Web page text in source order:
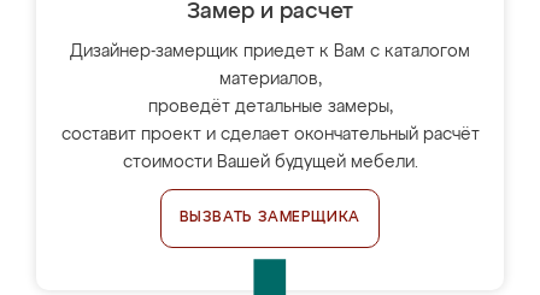
Замер и расчет
Дизайнер-замерщик приедет к Вам с каталогом
материалов,
проведёт детальные замеры,
составит проект и сделает окончательный расчёт
стоимости Вашей будущей мебели.
ВЫЗВАТЬ ЗАМЕРЩИКА